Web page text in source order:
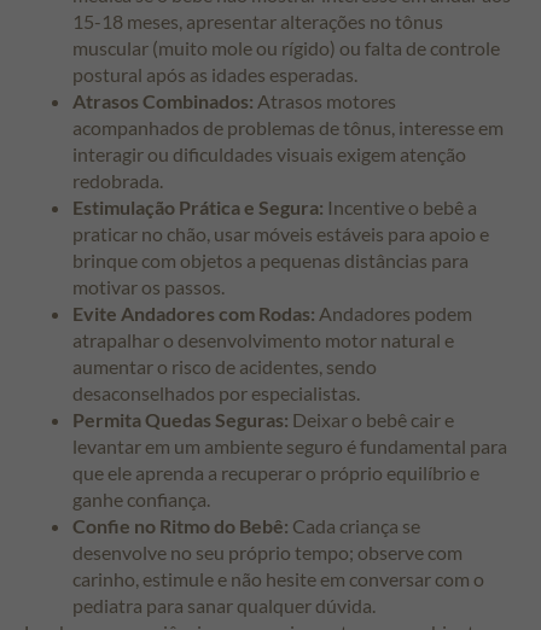
15-18 meses, apresentar alterações no tônus
muscular (muito mole ou rígido) ou falta de controle
postural após as idades esperadas.
Atrasos Combinados: Atrasos motores
acompanhados de problemas de tônus, interesse em
interagir ou dificuldades visuais exigem atenção
redobrada.
Estimulação Prática e Segura: Incentive o bebê a
praticar no chão, usar móveis estáveis para apoio e
brinque com objetos a pequenas distâncias para
motivar os passos.
Evite Andadores com Rodas: Andadores podem
atrapalhar o desenvolvimento motor natural e
aumentar o risco de acidentes, sendo
desaconselhados por especialistas.
Permita Quedas Seguras: Deixar o bebê cair e
levantar em um ambiente seguro é fundamental para
que ele aprenda a recuperar o próprio equilíbrio e
ganhe confiança.
Confie no Ritmo do Bebê: Cada criança se
desenvolve no seu próprio tempo; observe com
carinho, estimule e não hesite em conversar com o
pediatra para sanar qualquer dúvida.